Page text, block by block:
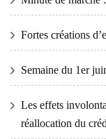
Fortes créations
Semaine du 1er
Les effets
réallocation du